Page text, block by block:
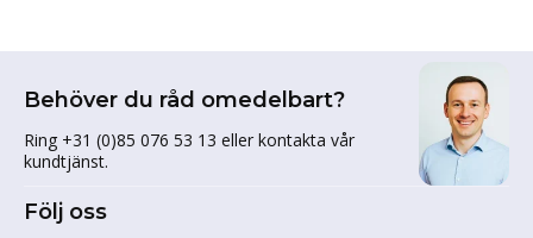
Behöver du råd omedelbart?
Ring +31 (0)85 076 53 13 eller kontakta vår
kundtjänst.
Följ oss